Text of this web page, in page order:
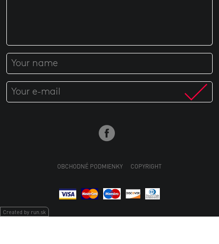
OBCHODNÉ PODMIENKY COPYRIGHT
Created by run.sk